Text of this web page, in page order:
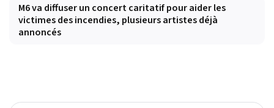
M6 va diffuser un concert caritatif pour aider les
victimes des incendies, plusieurs artistes déjà
annoncés